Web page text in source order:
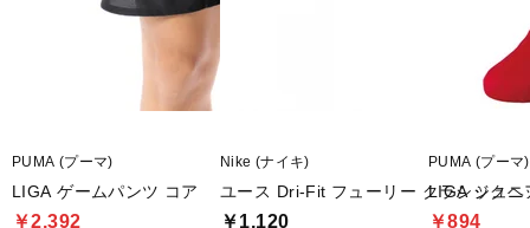
PUMA (プーマ)
LIGA ゲームパンツ コア
￥2,392
Nike (ナイキ)
ユース Dri-Fit フューリー クラシックヘ
￥1,120
PUMA (プーマ)
LIGA ジュニ
￥894